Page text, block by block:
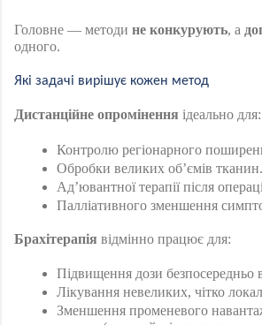
Головне — методи не конкурують, а
одного.
Які задачі вирішує кожен метод
Дистанційне опромінення ідеально для:
Контролю регіонарного
Обробки великих об’ємів тканин.
Ад’ювантної терапії після
Палліативного зменшення
Брахітерапія відмінно працює для:
Підвищення дози безпосередньо
Лікування невеликих, чітко
Зменшення променевого